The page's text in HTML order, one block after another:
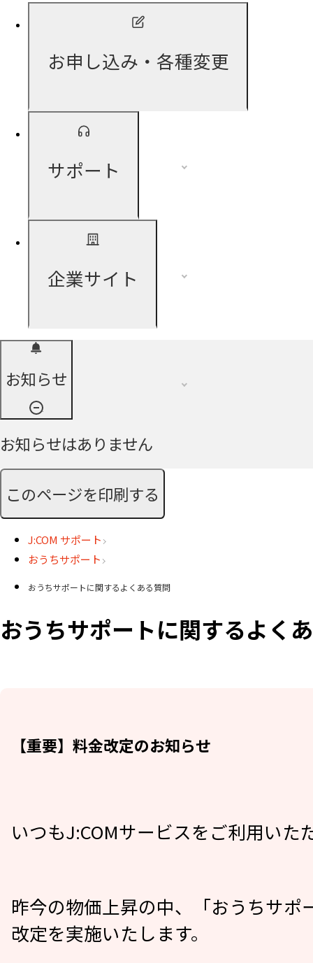
お申し込み・各種変更
サポート
企業サイト
お知らせ
お知らせはありません
このページを印刷する
J:COM サポート
おうちサポート
おうちサポートに関するよくある質問
おうちサポートに関するよく
【重要】料金改定のお知らせ
いつもJ:COMサービスをご利用いた
昨今の物価上昇の中、「おうちサ
改定を実施いたします。